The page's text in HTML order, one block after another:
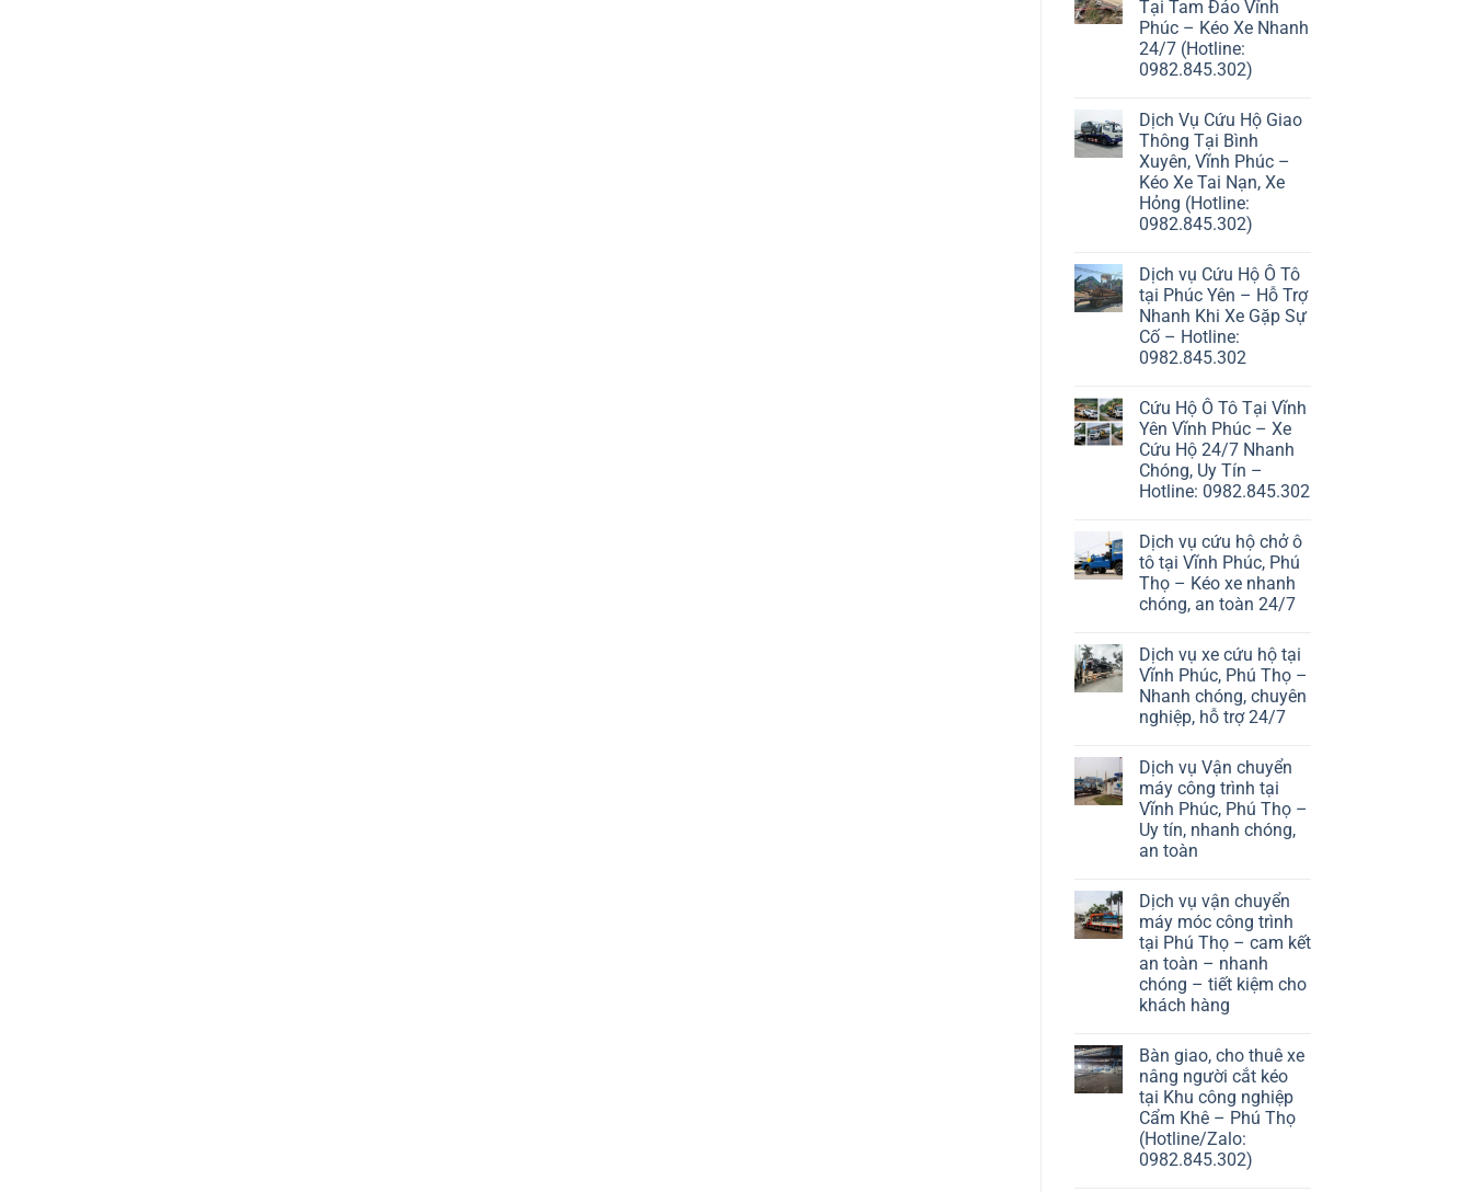
Tại Tam Đảo Vĩnh
Phúc – Kéo Xe Nhanh
24/7 (Hotline:
0982.845.302)
Dịch Vụ Cứu Hộ Giao
Thông Tại Bình
Xuyên, Vĩnh Phúc –
Kéo Xe Tai Nạn, Xe
Hỏng (Hotline:
0982.845.302)
Dịch vụ Cứu Hộ Ô Tô
tại Phúc Yên – Hỗ Trợ
Nhanh Khi Xe Gặp Sự
Cố – Hotline:
0982.845.302
Cứu Hộ Ô Tô Tại Vĩnh
Yên Vĩnh Phúc – Xe
Cứu Hộ 24/7 Nhanh
Chóng, Uy Tín –
Hotline: 0982.845.302
Dịch vụ cứu hộ chở ô
tô tại Vĩnh Phúc, Phú
Thọ – Kéo xe nhanh
chóng, an toàn 24/7
Dịch vụ xe cứu hộ tại
Vĩnh Phúc, Phú Thọ –
Nhanh chóng, chuyên
nghiệp, hỗ trợ 24/7
Dịch vụ Vận chuyển
máy công trình tại
Vĩnh Phúc, Phú Thọ –
Uy tín, nhanh chóng,
an toàn
Dịch vụ vận chuyển
máy móc công trình
tại Phú Thọ – cam kết
an toàn – nhanh
chóng – tiết kiệm cho
khách hàng
Bàn giao, cho thuê xe
nâng người cắt kéo
tại Khu công nghiệp
Cẩm Khê – Phú Thọ
(Hotline/Zalo:
0982.845.302)